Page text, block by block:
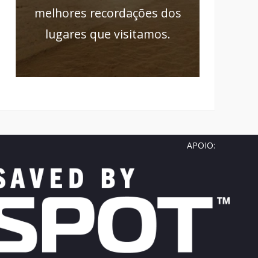
melhores recordações dos
lugares que visitamos.
APOIO: